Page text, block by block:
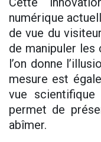
numérique
de vue du
de manipuler
l’on donne
mesure est
vue
permet de
abîmer.